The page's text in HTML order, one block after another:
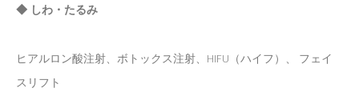
◆ しわ・たるみ
ヒアルロン酸注射、ボトックス注射、HIFU（ハイフ）、 フェイ
スリフト